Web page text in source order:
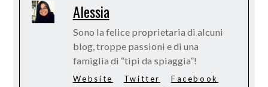
Alessia
Sono la felice proprietaria di alcuni
blog, troppe passioni e di una
famiglia di “tipi da spiaggia”!
Website Twitter
Facebook